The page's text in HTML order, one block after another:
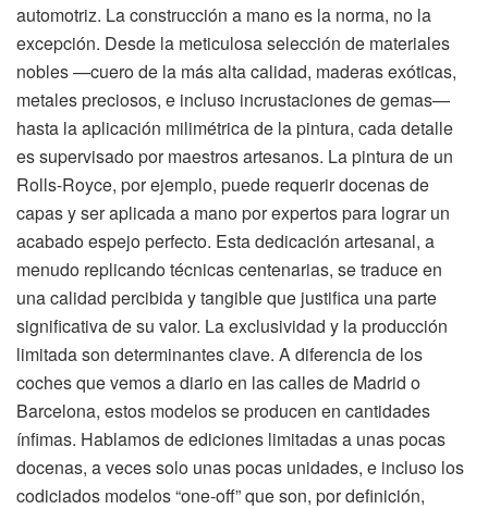
automotriz. La construcción a mano es la norma, no la
excepción. Desde la meticulosa selección de materiales
nobles —cuero de la más alta calidad, maderas exóticas,
metales preciosos, e incluso incrustaciones de gemas—
hasta la aplicación milimétrica de la pintura, cada detalle
es supervisado por maestros artesanos. La pintura de un
Rolls-Royce, por ejemplo, puede requerir docenas de
capas y ser aplicada a mano por expertos para lograr un
acabado espejo perfecto. Esta dedicación artesanal, a
menudo replicando técnicas centenarias, se traduce en
una calidad percibida y tangible que justifica una parte
significativa de su valor. La exclusividad y la producción
limitada son determinantes clave. A diferencia de los
coches que vemos a diario en las calles de Madrid o
Barcelona, estos modelos se producen en cantidades
ínfimas. Hablamos de ediciones limitadas a unas pocas
docenas, a veces solo unas pocas unidades, e incluso los
codiciados modelos “one-off” que son, por definición,